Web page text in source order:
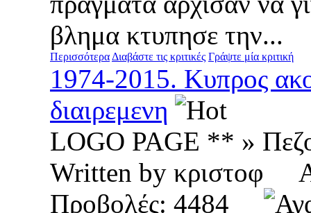
βλημα κτυπησε την...
Περισσότερα Διαβάστε τις κριτικές Γράψτε μία κριτική
1974-2015. Κυπρος
διαιρεμενη
LOGO PAGE ** »
Written by κριστοφ
Προβολές: 4484